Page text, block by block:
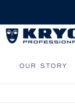
OUR STORY